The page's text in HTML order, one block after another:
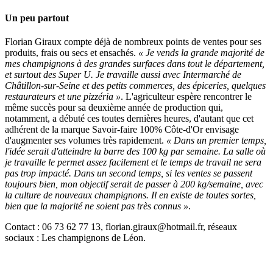
Un peu partout
Florian Giraux compte déjà de nombreux points de ventes pour ses
produits, frais ou secs et ensachés. « Je vends la grande majorité de
mes champignons à des grandes surfaces dans tout le département,
et surtout des Super U. Je travaille aussi avec Intermarché de
Châtillon-sur-Seine et des petits commerces, des épiceries, quelques
restaurateurs et une pizzéria ». L'agriculteur espère rencontrer le
même succès pour sa deuxième année de production qui,
notamment, a débuté ces toutes dernières heures, d'autant que cet
adhérent de la marque Savoir-faire 100% Côte-d'Or envisage
d'augmenter ses volumes très rapidement. « Dans un premier temps,
l'idée serait d'atteindre la barre des 100 kg par semaine. La salle où
je travaille le permet assez facilement et le temps de travail ne sera
pas trop impacté. Dans un second temps, si les ventes se passent
toujours bien, mon objectif serait de passer à 200 kg/semaine, avec
la culture de nouveaux champignons. Il en existe de toutes sortes,
bien que la majorité ne soient pas très connus ».
Contact : 06 73 62 77 13, florian.giraux@hotmail.fr, réseaux
sociaux : Les champignons de Léon.